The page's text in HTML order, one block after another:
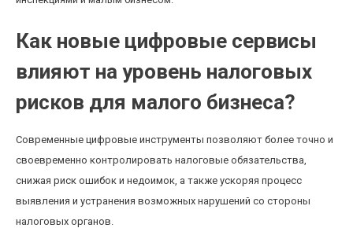
Как новые цифровые сервисы
влияют на уровень налоговых
рисков для малого бизнеса?
Современные цифровые инструменты позволяют более точно и
своевременно контролировать налоговые обязательства,
снижая риск ошибок и недоимок, а также ускоряя процесс
выявления и устранения возможных нарушений со стороны
налоговых органов.